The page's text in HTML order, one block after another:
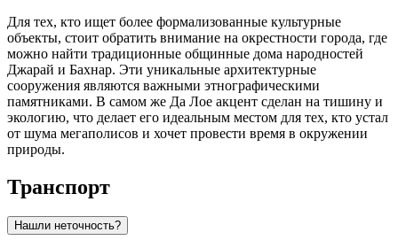
Для тех, кто ищет более формализованные культурные
объекты, стоит обратить внимание на окрестности города, где
можно найти традиционные общинные дома народностей
Джарай и Бахнар. Эти уникальные архитектурные
сооружения являются важными этнографическими
памятниками. В самом же Да Лое акцент сделан на тишину и
экологию, что делает его идеальным местом для тех, кто устал
от шума мегаполисов и хочет провести время в окружении
природы.
Транспорт
Нашли неточность?